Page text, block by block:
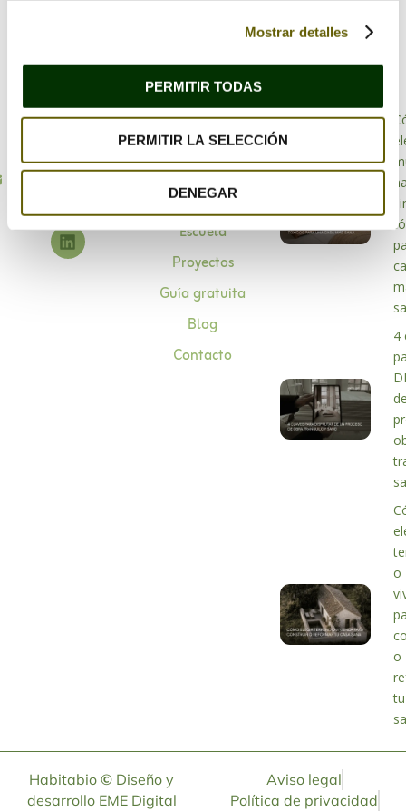
Mostrar detalles
PERMITIR TODAS
PERMITIR LA SELECCIÓN
DENEGAR
bioarquitectura
Bioarquitectura
Sobre mí
Asesoramiento 1 a
1
Escuela
Proyectos
Guía gratuita
Blog
Contacto
4
o
o
Habitabio © Diseño y
desarrollo EME Digital
Aviso legal
Política de privacidad